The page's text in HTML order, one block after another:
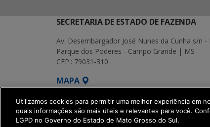
SECRETARIA DE ESTADO DE FAZENDA
Av. Desembargador José Nunes da Cunha s/n
Parque dos Poderes - Campo Grande | MS
CEP.: 79031-310
MAPA
SETDIG | Secretaria-Executiva de
get_footer();
Utilizamos cookies para permitir uma melhor experiência em
quais informações são mais úteis e relevantes para você.
LGPD no Governo do Estado de Mato Grosso do Sul.